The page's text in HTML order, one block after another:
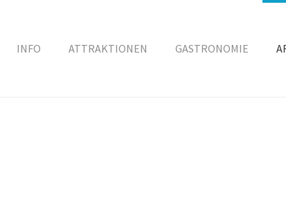
INFO ATTRAKTIONEN GASTRONOMIE